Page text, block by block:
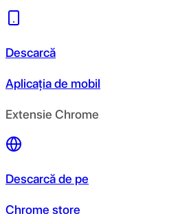
Descarcă
Aplicația de mobil
Extensie Chrome
Descarcă de pe
Chrome store